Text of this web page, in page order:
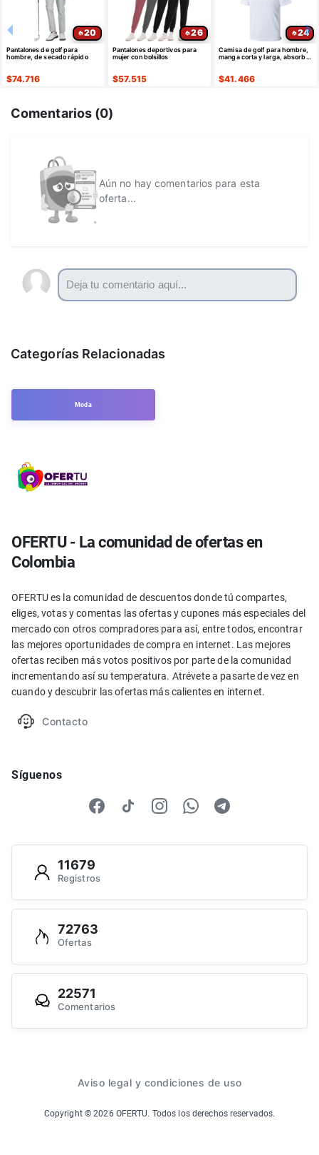
20
Pantalones de golf para
hombre, de secado rápido
$74.716
26
Pantalones deportivos para
mujer con bolsillos
$57.515
24
Camisa de golf para hombre,
manga corta y larga, absorbe
$41.466
Comentarios (0)
Aún no hay comentarios para esta
oferta...
Categorías Relacionadas
Moda
OFERTU - La comunidad de ofertas en
Colombia
OFERTU es la comunidad de descuentos donde tú compartes,
eliges, votas y comentas las ofertas y cupones más especiales del
mercado con otros compradores para así, entre todos, encontrar
las mejores oportunidades de compra en internet. Las mejores
ofertas reciben más votos positivos por parte de la comunidad
incrementando así su temperatura. Atrévete a pasarte de vez en
cuando y descubrir las ofertas más calientes en internet.
Contacto
Síguenos
11679
Registros
72763
Ofertas
22571
Comentarios
Aviso legal y condiciones de uso
Copyright ©2026 OFERTU. Todos los derechos reservados.